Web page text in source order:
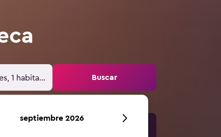
1 habitación Buscar
septiembre 2026